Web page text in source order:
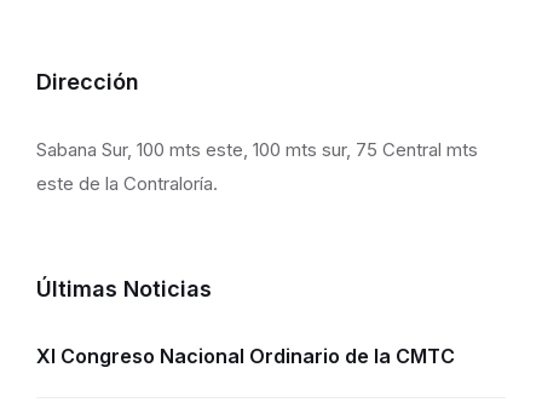
Dirección
Sabana Sur, 100 mts este, 100 mts sur, 75 Central mts
este de la Contraloría.
Últimas Noticias
XI Congreso Nacional Ordinario de la CMTC